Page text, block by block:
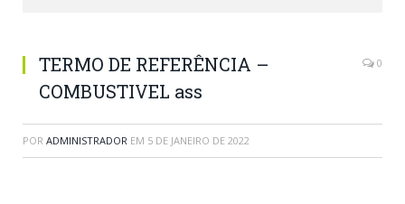
TERMO DE REFERÊNCIA –
COMBUSTIVEL ass
0
POR ADMINISTRADOR EM 5 DE JANEIRO DE 2022